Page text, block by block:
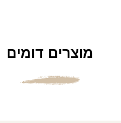
מוצרים דומים